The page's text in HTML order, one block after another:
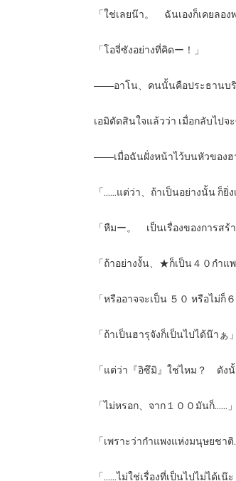
「ใช่เลยน๊า。 ฉันเองก็เคยลอ
「โอจี่ซังอย่างที่คิดー！」
――อาโน、คนนั้นคือประธานบ
เอมิตัดสินใจแล้วว่า เมื่อกลับไป
――เมื่อฉันฝั่งหน้าไว้บนหัวของฮา
「……แต่ว่า、ถ้าเป็นอย่างนั้น ก็
「หืมー。 เป็นเรื่องของการส
「ถ้าอย่างงั้น、★ก็เป็น４０กำ
「หรืออาจจะเป็น ５０ หรือไม่ก็６
「ถ้าเป็นฮารุจังก็เป็นไปได้น๊าぁ」
「แต่ว่า『อิซึมิ』ใช่ไหม？ ดัง
「ไม่หรอก、จาก１００มันก็……」
「เพราะว่ากำแพงแห่งมนุษยชา
「……ไม่ใช่เรื่องที่เป็นไปไม่ได้